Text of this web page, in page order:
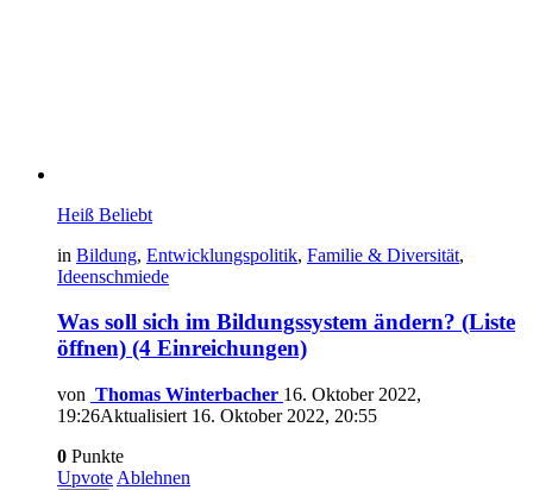
Heiß Beliebt
in Bildung, Entwicklungspolitik, Familie & Diversität,
Ideenschmiede
Was soll sich im Bildungssystem ändern? (Liste
öffnen) (4 Einreichungen)
von Thomas Winterbacher 16. Oktober 2022,
19:26Aktualisiert 16. Oktober 2022, 20:55
0 Punkte
Upvote Ablehnen